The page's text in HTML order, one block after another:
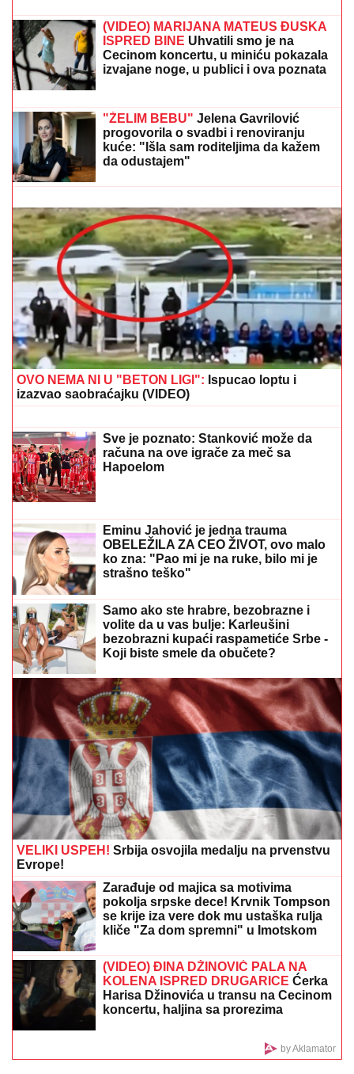
ON JE NOVI UČESNIK ELITE 10Željko
Mitrović potvrdio njegov ulazak:
Nestao iz javnosti, pa pravio skandale
i bio hapšen
"ŽIVOT KOJI ČUVAM VIŠE OD SVOG"Bojana
Barović se oglasila posebnim razlogom, emocije je
savladale: "Prošlo je 10 godina"
"ŽELIM BEBU"Jelena Gavrilović
progovorila o svadbi, renoviranju
kuće, zašto je pristala na rijaliti i
obnaživanje: "Išla sam roditeljima da
kažem da odustajem"
(VIDEO) MARIJANA MATEUS ĐUSKA
ISPRED BINEUhvatili smo je na
izvajane noge, u publici i ova poznata
pevačica uživa sa mužem
STRAVIČNA NESREĆA KOD JASENOVIKA!Strahuje
se da ima TEŠKO POVREĐENIH, sve vrvi od policije i
Hitne pomoći (FOTO)
"ŽELIM BEBU"Jelena Gavrilović
progovorila o svadbi i renoviranju
kuće: "Išla sam roditeljima da kažem
da odustajem"
OVO JE NAJLEPŠA VILA U
BEOGRADUNaš sportista kupio kuću
od TRI MILIONA EVRA, a ne živi u
Srbiji: Ima privatan bazen i fitnes salu
OVO NEMA NI U "BETON LIGI": Ispucao loptu i
izazvao saobraćajku (VIDEO)